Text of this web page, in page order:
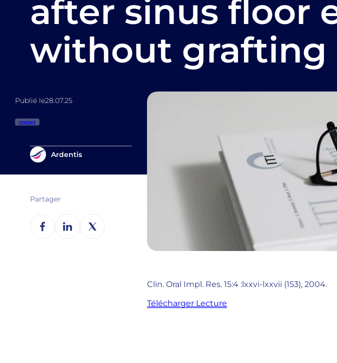
after sinus floor
without grafting
Publié le28.07.25
Implant
Ardentis
Partager
Clin. Oral Impl. Res. 15:4 :lxxvi-lxxvii (153), 2004.
Télécharger Lecture